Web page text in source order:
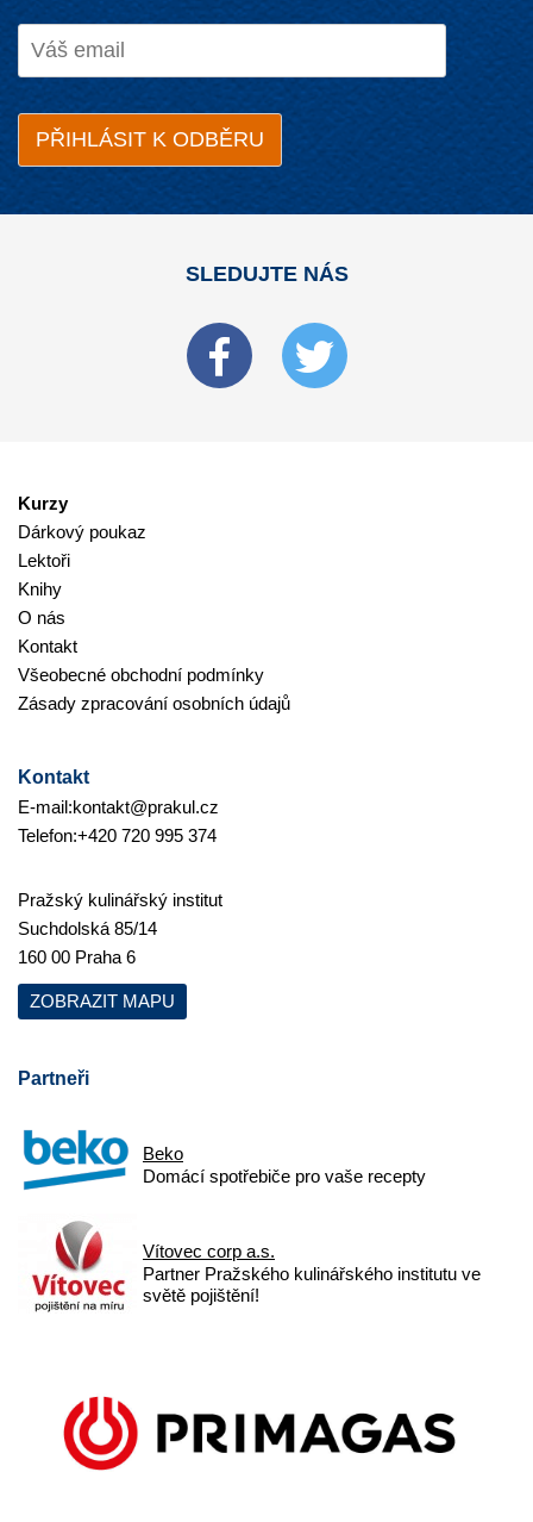
SLEDUJTE NÁS
Kurzy
Dárkový poukaz
Lektoři
Knihy
O nás
Kontakt
Všeobecné obchodní podmínky
Zásady zpracování osobních údajů
Kontakt
E-mail:kontakt@prakul.cz
Telefon:+420 720 995 374
Pražský kulinářský institut
Suchdolská 85/14
160 00 Praha 6
ZOBRAZIT MAPU
Partneři
Beko
Domácí spotřebiče pro vaše recepty
Vítovec corp a.s.
Partner Pražského kulinářského institutu ve
světě pojištění!